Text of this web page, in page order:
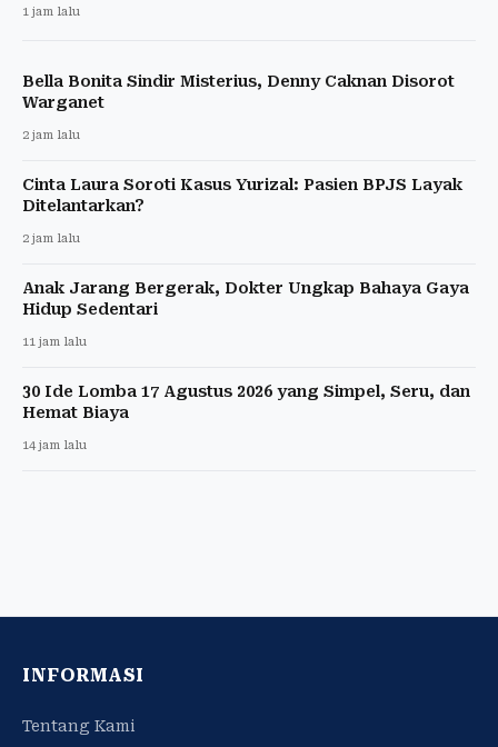
1 jam lalu
Bella Bonita Sindir Misterius, Denny Caknan Disorot
Warganet
2 jam lalu
Cinta Laura Soroti Kasus Yurizal: Pasien BPJS Layak
Ditelantarkan?
2 jam lalu
Anak Jarang Bergerak, Dokter Ungkap Bahaya Gaya
Hidup Sedentari
11 jam lalu
30 Ide Lomba 17 Agustus 2026 yang Simpel, Seru, dan
Hemat Biaya
14 jam lalu
INFORMASI
Tentang Kami